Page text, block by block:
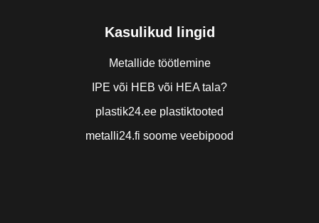
Kasulikud lingid
Metallide töötlemine
IPE või HEB või HEA tala?
plastik24.ee plastiktooted
metalli24.fi soome veebipood